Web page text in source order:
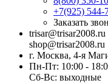
+7(925) 544-
Заказать
trisar@trisar2008.ru
shop@trisar2008.ru
г. Москва, 4-я
Пн-Пт: 10:00 -
Сб-Вс: выходные